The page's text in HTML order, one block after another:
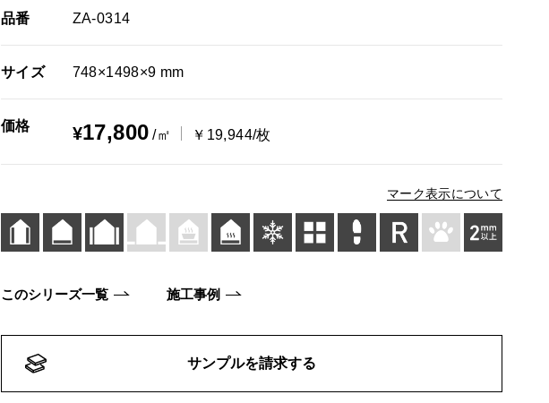
品番 ZA-0314
サイズ 748×1498×9 mm
価格 ¥17,800 /㎡ ￥19,944/枚
マーク表示について
このシリーズ一覧 施工事例
サンプルを請求する